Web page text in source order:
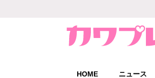
HOME ニュース